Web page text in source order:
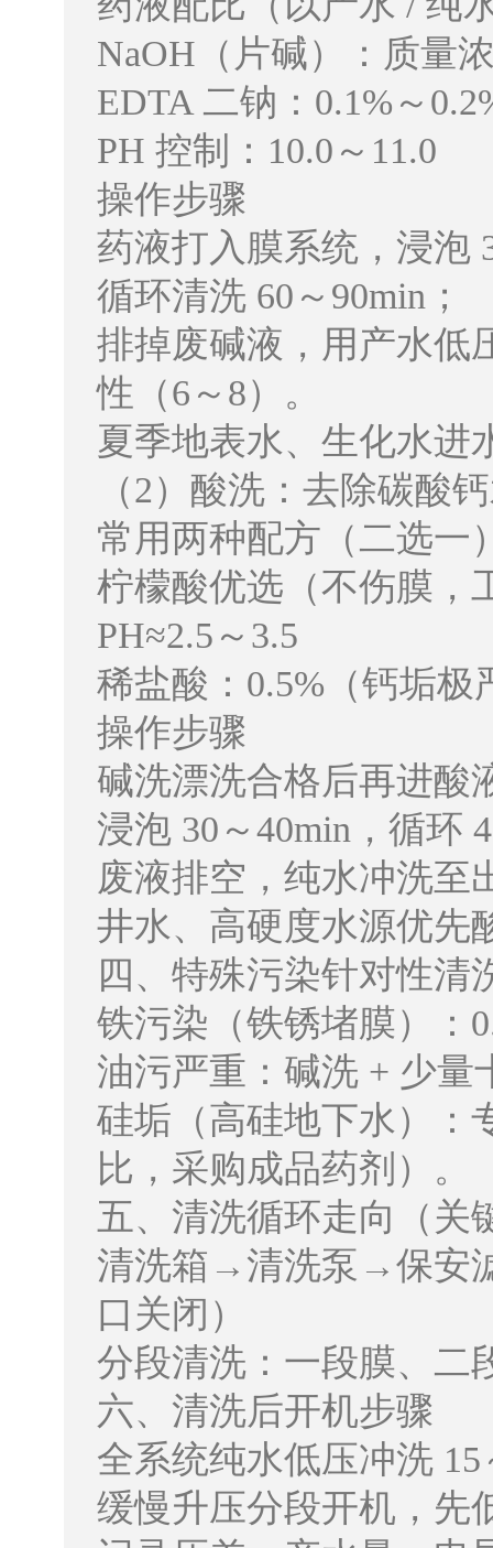
NaOH（片碱）：质量
EDTA 二钠：0.1%～
PH 控制：10.0～11.0
操作步骤
药液打入膜系统，浸泡
循环清洗 60～90min；
排掉废碱液，用产水低
性（6～8）。
夏季地表水、生化水进
（2）酸洗：去除碳酸
常用两种配方（二选一
柠檬酸优选（不伤膜，
PH≈2.5～3.5
稀盐酸：0.5%（钙垢极
操作步骤
碱洗漂洗合格后再进酸
浸泡 30～40min，循环
废液排空，纯水冲洗至
井水、高硬度水源优先
四、特殊污染针对性清
铁污染（铁锈堵膜）：
油污严重：碱洗 + 少量
硅垢（高硅地下水）：
比，采购成品药剂）。
五、清洗循环走向（关
清洗箱→清洗泵→保安
口关闭）
分段清洗：一段膜、二
六、清洗后开机步骤
全系统纯水低压冲洗 15
缓慢升压分段开机，先